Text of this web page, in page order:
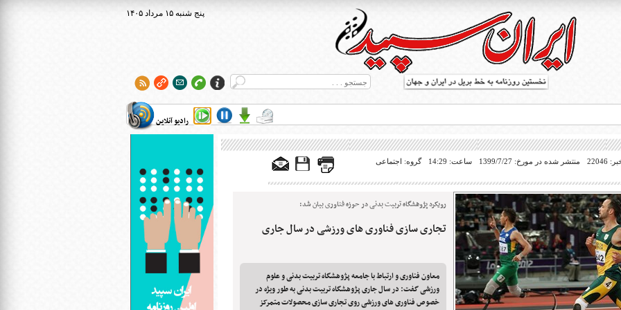
۱۴۰۵ پنج شنبه ۱۵ مرداد
رادیو آنلاین
بریل در جهان
منتشر شده در مورخ: 1399/7/27 ساعت: 14:29 گروه: اجتماعی
رویکرد پژوهشگاه تربیت بدنی در حوزه فناوری بیان شد:
تجاری سازی فناوری های ورزشی در سال جاری
معاون فناوری و ارتباط با جامعه پژوهشگاه تربیت بدنی و علوم
ورزشی گفت: در سال جاری پژوهشگاه تربیت بدنی به طور ویژه در
خصوص فناوری های ورزشی روی تجاری سازی محصولات متمرکز